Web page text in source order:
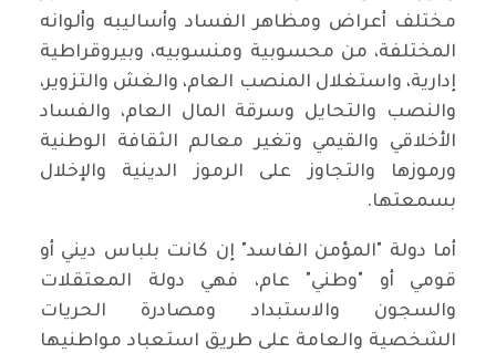
مختلف أعراض ومظاهر الفساد وأساليبه وألوانه
المختلفة، من محسوبية ومنسوبيه، وبيروقراطية
إدارية، واستغلال المنصب العام، والغش والتزوير،
والنصب والتحايل وسرقة المال العام، والفساد
الأخلاقي والقيمي وتغير معالم الثقافة الوطنية
ورموزها والتجاوز على الرموز الدينية والإخلال
بسمعتها.
أما دولة "المؤمن الفاسد" إن كانت بلباس ديني أو
قومي أو "وطني" عام، فهي دولة المعتقلات
والسجون والاستبداد ومصادرة الحريات
الشخصية والعامة على طريق استعباد مواطنيها